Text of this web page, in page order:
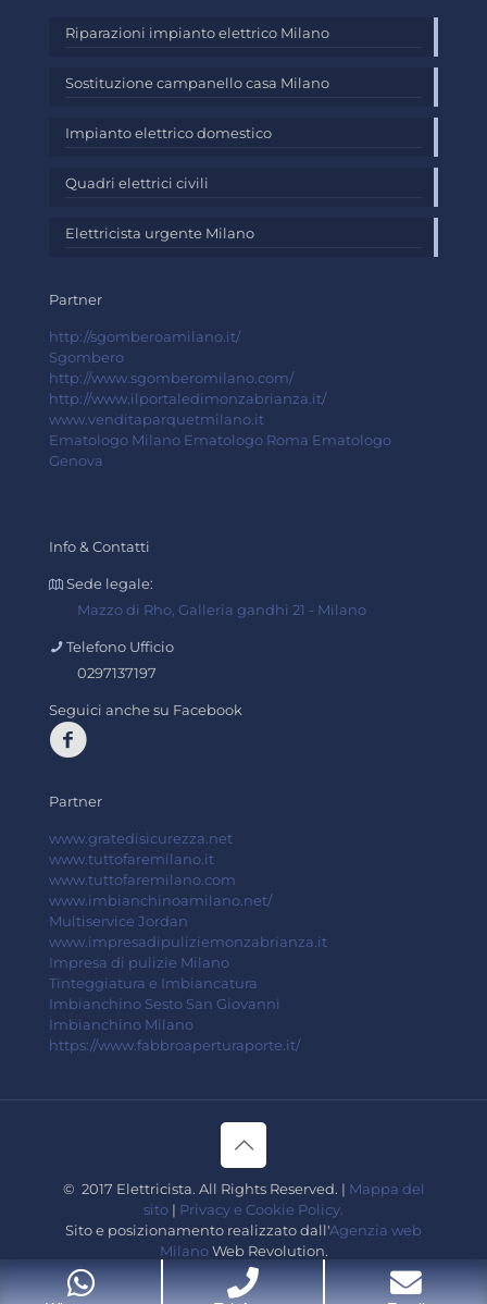
Riparazioni impianto elettrico Milano
Sostituzione campanello casa Milano
Impianto elettrico domestico
Quadri elettrici civili
Elettricista urgente Milano
Partner
http://sgomberoamilano.it/
Sgombero
http://www.sgomberomilano.com/
http://www.ilportaledimonzabrianza.it/
www.venditaparquetmilano.it
Ematologo Milano Ematologo Roma Ematologo
Genova
Info & Contatti
Sede legale:
Mazzo di Rho, Galleria gandhi 21 - Milano
Telefono Ufficio
0297137197
Seguici anche su Facebook
Partner
www.gratedisicurezza.net
www.tuttofaremilano.it
www.tuttofaremilano.com
www.imbianchinoamilano.net/
Multiservice Jordan
www.impresadipuliziemonzabrianza.it
Impresa di pulizie Milano
Tinteggiatura e Imbiancatura
Imbianchino Sesto San Giovanni
Imbianchino Milano
https://www.fabbroaperturaporte.it/
© 2017 Elettricista. All Rights Reserved. | Mappa del
sito | Privacy e Cookie Policy.
Sito e posizionamento realizzato dall'Agenzia web
MilanoWeb Revolution.